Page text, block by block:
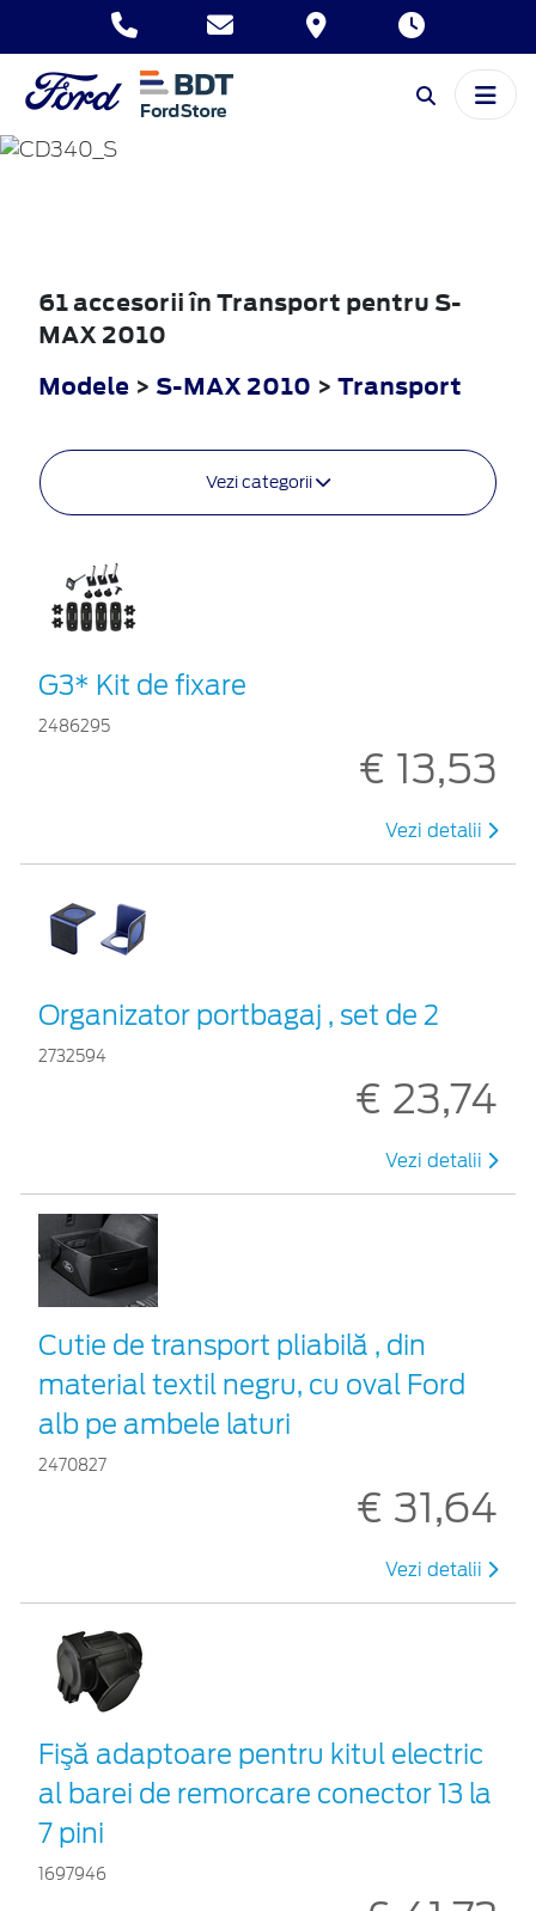
S-MAX
61 accesorii în Transport pentru S-
MAX 2010
Modele > S-MAX 2010 > Transport
Vezi categorii
G3* Kit de fixare
2486295
€ 13,53
Vezi detalii
Organizator portbagaj , set de 2
2732594
€ 23,74
Vezi detalii
Cutie de transport pliabilă , din
material textil negru, cu oval Ford
alb pe ambele laturi
2470827
€ 31,64
Vezi detalii
Fişă adaptoare pentru kitul electric
al barei de remorcare conector 13 la
7 pini
1697946